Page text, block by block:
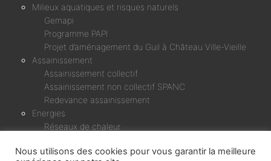
Milieux aquatiques et risques naturels
Gemapi
Programme PAPI
Projet d’aménagement du Guil à Château Ville-Vieille
Assainissement
Assainissement collectif
Assainissement non collectif SPANC
Redevance assainissement
Energies
Réseaux de chaleur
Nous utilisons des cookies pour vous garantir la meilleure